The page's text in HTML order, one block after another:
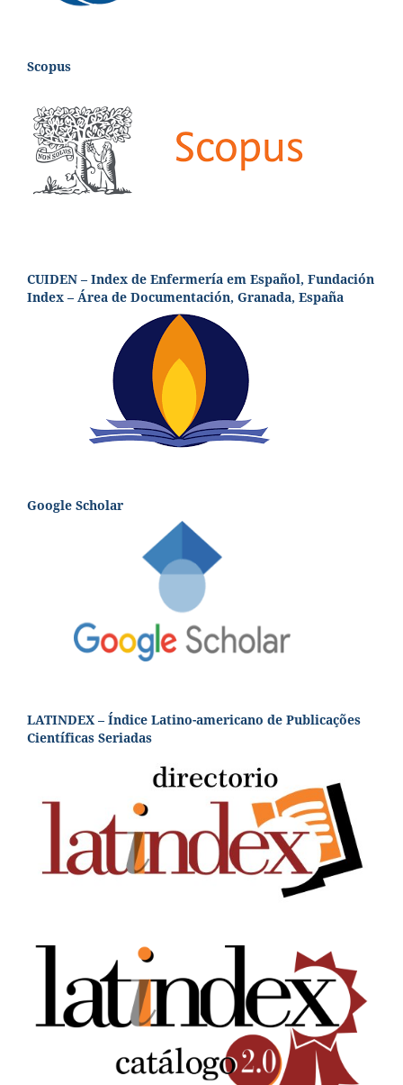
Scopus
CUIDEN – Index de Enfermería em Español, Fundación
Index – Área de Documentación, Granada, España
Google Scholar
LATINDEX – Índice Latino-americano de Publicações
Científicas Seriadas